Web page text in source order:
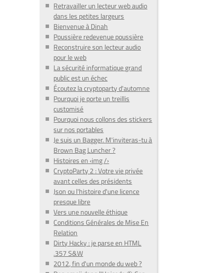
Retravailler un lecteur web audio
dans les petites largeurs
Bienvenue à Dinah
Poussière redevenue poussière
Reconstruire son lecteur audio
pour le web
La sécurité informatique grand
public est un échec
Écoutez la cryptoparty d'automne
Pourquoi je porte un treillis
customisé
Pourquoi nous collons des stickers
sur nos portables
Je suis un Bagger. M'inviteras-tu à
Brown Bag Luncher ?
Histoires en ‹img /›
CryptoParty 2 : Votre vie privée
avant celles des présidents
Json ou l'histoire d'une licence
presque libre
Vers une nouvelle éthique
Conditions Générales de Mise En
Relation
Dirty Hacky : je parse en HTML
.357 S&W
2012, fin d'un monde du web ?